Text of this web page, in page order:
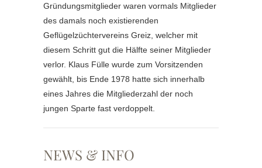
Gründungsmitglieder waren vormals Mitglieder
des damals noch existierenden
Geflügelzüchtervereins Greiz, welcher mit
diesem Schritt gut die Hälfte seiner Mitglieder
verlor. Klaus Fülle wurde zum Vorsitzenden
gewählt, bis Ende 1978 hatte sich innerhalb
eines Jahres die Mitgliederzahl der noch
jungen Sparte fast verdoppelt.
NEWS & INFO